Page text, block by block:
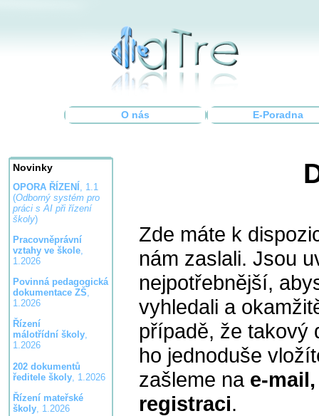
O nás E-Poradna
Novinky
OPORA ŘÍZENÍ , 1.1
(Odborný systém pro
práci s AI při řízení
školy)
Pracovněprávní
vztahy ve škole,
1.2026
Povinná pedagogická
dokumentace ZŠ,
1.2026
Řízení
málotřídní školy,
1.2026
202 dokumentů
ředitele školy, 1.2026
Řízení mateřské
školy, 1.2026
Zde máte k
nám zaslali. Jsou
nejpotřebnější,
vyhledali a
případě, že takový
ho jednoduše
zašleme na e-
registraci.